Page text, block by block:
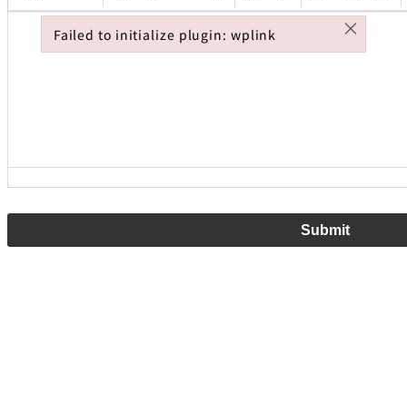
Submit
Failed to initialize plugin: wplink ×
Failed to initialize plugin: wplink